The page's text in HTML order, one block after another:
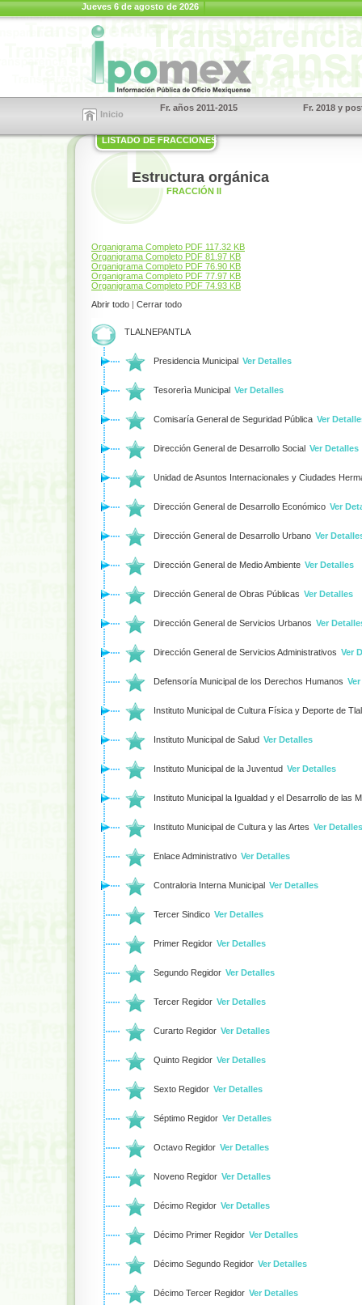
Jueves 6 de agosto de 2026
Inicio
Fr. años 2011-2015 Fr. 2018 y
LISTADO DE FRACCIONES
Estructura orgánica
FRACCIÓN II
Organigrama Completo PDF 117.32 KB
Organigrama Completo PDF 81.97 KB
Organigrama Completo PDF 76.90 KB
Organigrama Completo PDF 77.97 KB
Organigrama Completo PDF 74.93 KB
Abrir todo | Cerrar todo
TLALNEPANTLA
Presidencia Municipal Ver Detalles
Tesorerìa Municipal Ver Detalles
Comisaría General de Seguridad Pública Ver
Dirección General de Desarrollo Social Ver Detalles
Unidad de Asuntos Internacionales y Ciudades
Dirección General de Desarrollo Económico Ver
Dirección General de Desarrollo Urbano Ver
Dirección General de Medio Ambiente Ver Detalles
Dirección General de Obras Públicas Ver Detalles
Dirección General de Servicios Urbanos Ver
Dirección General de Servicios Administrativos Ver
Defensoría Municipal de los Derechos Humanos
Instituto Municipal de Cultura Física y Deporte de
Instituto Municipal de Salud Ver Detalles
Instituto Municipal de la Juventud Ver Detalles
Instituto Municipal la Igualdad y el Desarrollo de las
Instituto Municipal de Cultura y las Artes Ver Detalles
Enlace Administrativo Ver Detalles
Contraloria Interna Municipal Ver Detalles
Tercer Sindico Ver Detalles
Primer Regidor Ver Detalles
Segundo Regidor Ver Detalles
Tercer Regidor Ver Detalles
Curarto Regidor Ver Detalles
Quinto Regidor Ver Detalles
Sexto Regidor Ver Detalles
Séptimo Regidor Ver Detalles
Octavo Regidor Ver Detalles
Noveno Regidor Ver Detalles
Décimo Regidor Ver Detalles
Décimo Primer Regidor Ver Detalles
Décimo Segundo Regidor Ver Detalles
Décimo Tercer Regidor Ver Detalles